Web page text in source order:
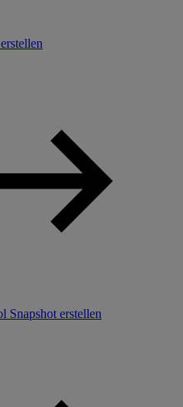
Snapshot erstellen